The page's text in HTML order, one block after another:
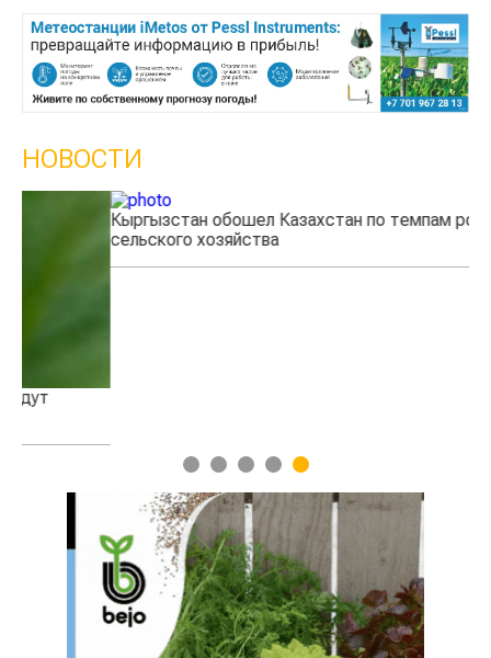
НОВОСТИ
Кыргызстан обошел Казахстан по темпам роста
сельского хозяйства
1 2 3 4 5